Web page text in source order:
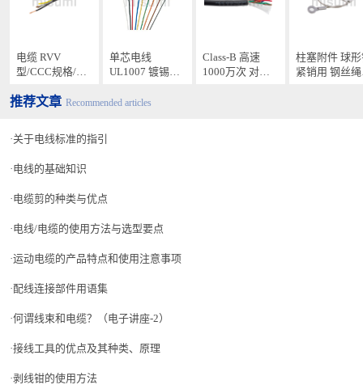
橡胶、塑料电线尽管与纸张、铅被覆的电缆等相比，具有某种程度
避免弯曲到各商品页码中记载的容许弯曲半径值以下。
要切实地接地。
铺设有铠装的电缆时，务必要将铠装切实地接地。不接地的话，不
水分侵入到电线的导体内后，会明显地有损电线的寿命。特别是向
外，切断电缆，然后原封不动地放置不管时，要立即完全地用
带等对切口进行防水处理。
2. 可发挥出弯曲寿命最大限度的方法(并非是保证电缆的性
能。仅供参考。)
电缆 RVV
型/CCC规格/大
蔽/300/500V/固
单芯电线
UL1007 镀锡铜
Class-B 高速
1000万次 对绞
柱塞附件 球形
紧销用 钢丝
推荐文章 Recommended articles
关于电线标准的指引
电线的基础知识
电缆剪的种类与优点
电线/电缆的使用方法与选型要点
运动电缆的产品特点和使用注意事项
配线连接部件用语集
何谓线束和电缆？（电子讲座-2）
接线工具的优点及其种类、原理
剥线钳的使用方法